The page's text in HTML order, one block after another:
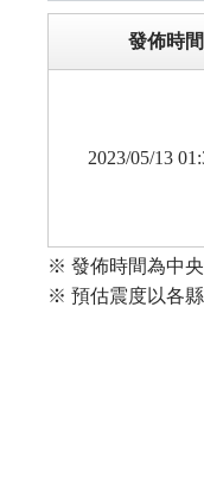
發佈時間
2023/05/13
※ 發佈時間為中
※ 預估震度以各縣